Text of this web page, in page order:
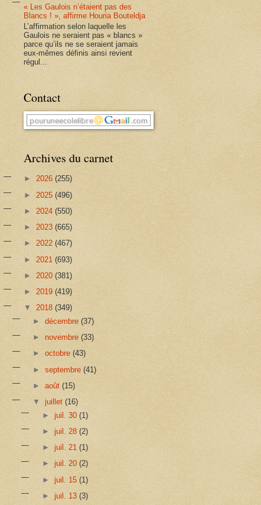
« Les Gaulois n’étaient pas des
Blancs ! », affirme Houria Bouteldja
L’affirmation selon laquelle les
Gaulois ne seraient pas « blancs »
parce qu’ils ne se seraient jamais
eux-mêmes définis ainsi revient
régul...
Contact
Archives du carnet
► 2026 (255)
► 2025 (496)
► 2024 (550)
► 2023 (665)
► 2022 (467)
► 2021 (693)
► 2020 (381)
► 2019 (419)
▼ 2018 (349)
►décembre(37)
► novembre(33)
►octobre(43)
►septembre(41)
►août(15)
▼juillet(16)
► juil. 30 (1)
► juil. 28 (2)
► juil. 21 (1)
► juil. 20 (2)
► juil. 15 (1)
► juil. 13 (3)